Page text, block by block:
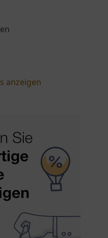
anzeigen